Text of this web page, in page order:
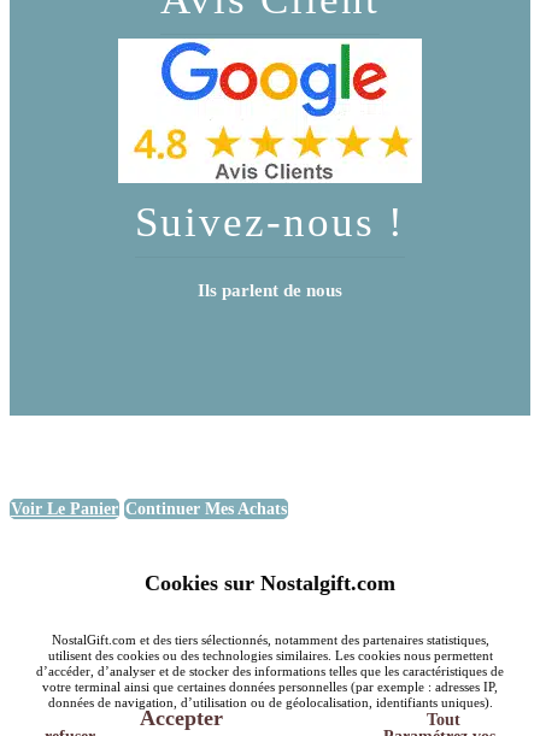
Suivez-nous !
Ils parlent de nous
Voir Le Panier Continuer Mes Achats
Cookies sur Nostalgift.com
NostalGift.com et des tiers sélectionnés, notamment des partenaires statistiques,
utilisent des cookies ou des technologies similaires. Les cookies nous permettent
d’accéder, d’analyser et de stocker des informations telles que les caractéristiques de
votre terminal ainsi que certaines données personnelles (par exemple : adresses IP,
données de navigation, d’utilisation ou de géolocalisation, identifiants uniques).
Accepter
Tout